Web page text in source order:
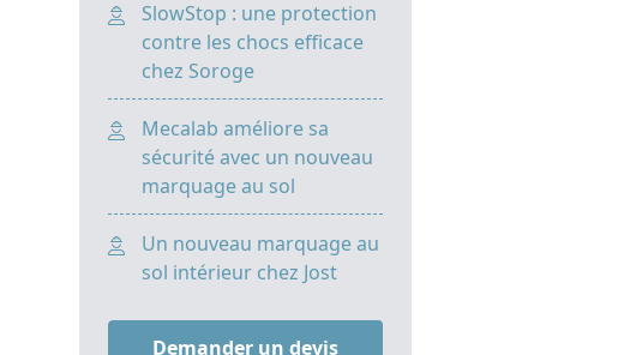
SlowStop : une protection
contre les chocs efficace
chez Soroge
Mecalab améliore sa
sécurité avec un nouveau
marquage au sol
Un nouveau marquage au
sol intérieur chez Jost
Demander un devis